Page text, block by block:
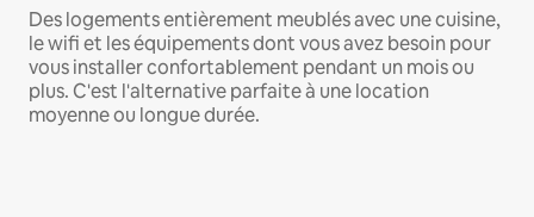
Des logements entièrement meublés avec une cuisine,
le wifi et les équipements dont vous avez besoin pour
vous installer confortablement pendant un mois ou
plus. C'est l'alternative parfaite à une location
moyenne ou longue durée.